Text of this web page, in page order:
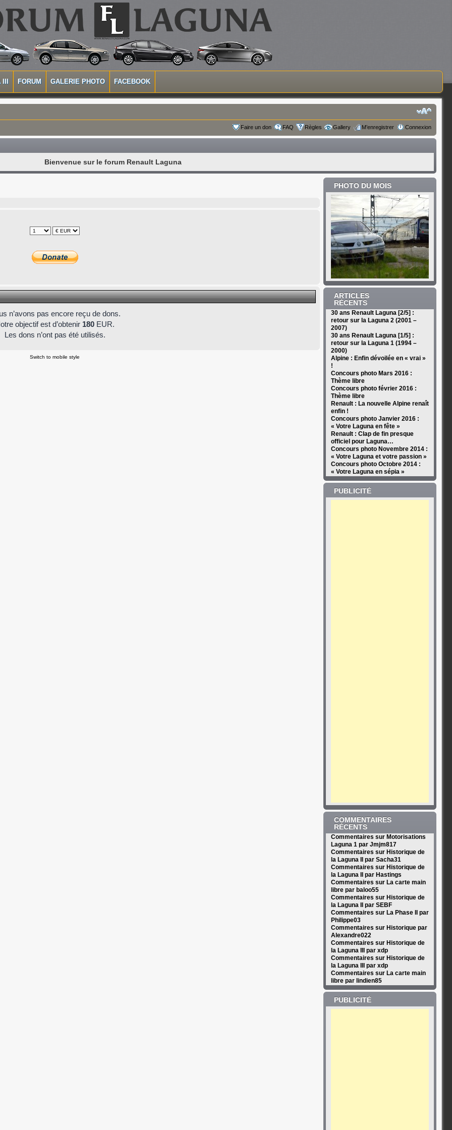
III FORUM GALERIE PHOTO FACEBOOK
Faire un don FAQ Règles Gallery M’enregistrer Connexion
Bienvenue sur le forum Renault Laguna
n’avons pas encore reçu de dons.
objectif est d’obtenir 180 EUR.
Les dons n’ont pas été utilisés.
Switch to mobile style
PHOTO DU MOIS
ARTICLES
RÉCENTS
30 ans Renault Laguna [2/5] :
retour sur la Laguna 2 (2001 –
2007)
30 ans Renault Laguna [1/5] :
retour sur la Laguna 1 (1994 –
2000)
Alpine : Enfin dévoilée en « vrai »
!
Concours photo Mars 2016 :
Thème libre
Concours photo février 2016 :
Thème libre
Renault : La nouvelle Alpine renaît
enfin !
Concours photo Janvier 2016 :
« Votre Laguna en fête »
Renault : Clap de fin presque
officiel pour Laguna…
Concours photo Novembre 2014 :
« Votre Laguna et votre passion »
Concours photo Octobre 2014 :
« Votre Laguna en sépia »
PUBLICITÉ
COMMENTAIRES
RÉCENTS
Commentaires sur Motorisations
Laguna 1 par Jmjm817
Commentaires sur Historique de
la Laguna II par Sacha31
Commentaires sur Historique de
la Laguna II par Hastings
Commentaires sur La carte main
libre par baloo55
Commentaires sur Historique de
la Laguna II par SEBF
Commentaires sur La Phase II par
Philippe03
Commentaires sur Historique par
Alexandre022
Commentaires sur Historique de
la Laguna III par xdp
Commentaires sur Historique de
la Laguna III par xdp
Commentaires sur La carte main
libre par lindien85
PUBLICITÉ